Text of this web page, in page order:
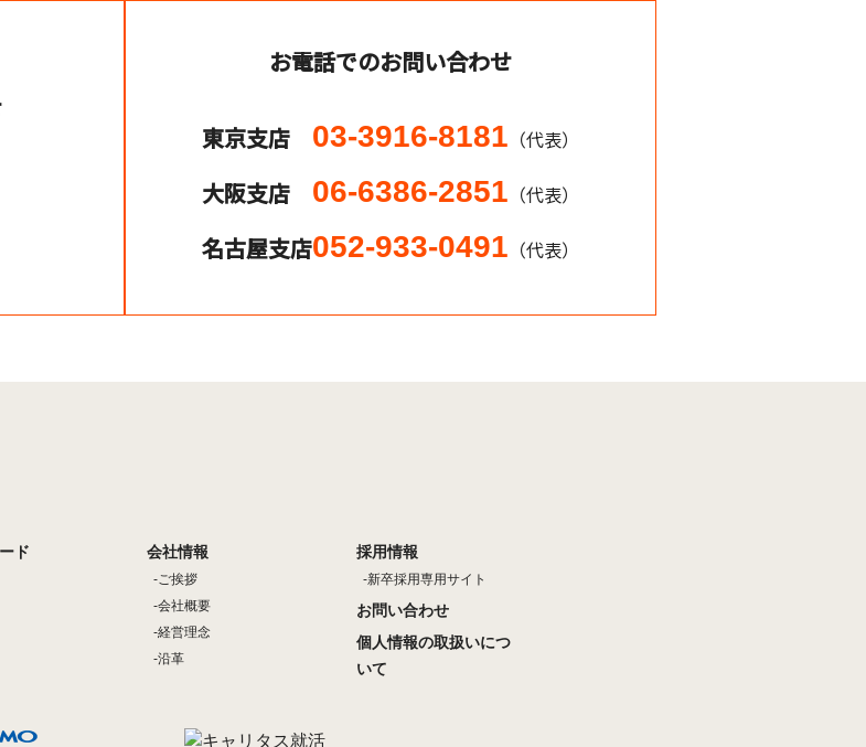
お電話でのお問い合わせ
東京支店 03-3916-8181 （代表）
大阪支店 06-6386-2851 （代表）
名古屋支店052-933-0491 （代表）
ド 会社情報
ご挨拶
会社概要
経営理念
沿革
採用情報
新卒採用専用サイト
お問い合わせ
個人情報の取扱いにつ
いて